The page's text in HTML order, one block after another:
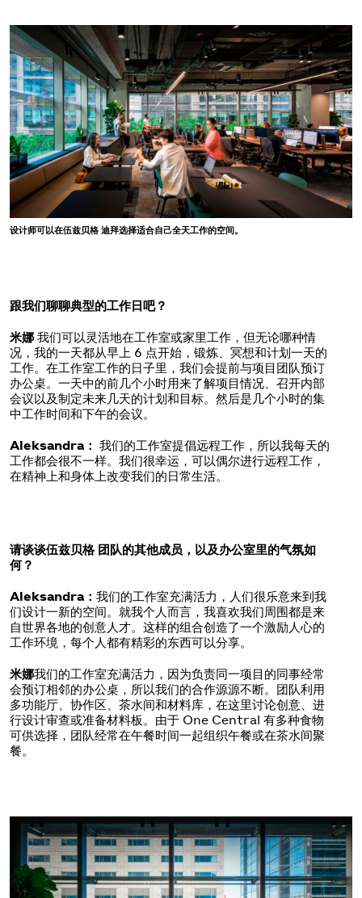
设计师可以在伍兹贝格 迪拜选择适合自己全天工作的空间。
跟我们聊聊典型的工作日吧？
米娜 我们可以灵活地在工作室或家里工作，但无论哪种情
况，我的一天都从早上 6 点开始，锻炼、冥想和计划一天的
工作。在工作室工作的日子里，我们会提前与项目团队预订
办公桌。一天中的前几个小时用来了解项目情况、召开内部
会议以及制定未来几天的计划和目标。然后是几个小时的集
中工作时间和下午的会议。
Aleksandra： 我们的工作室提倡远程工作，所以我每天的
工作都会很不一样。我们很幸运，可以偶尔进行远程工作，
在精神上和身体上改变我们的日常生活。
请谈谈伍兹贝格 团队的其他成员，以及办公室里的气氛如
何？
Aleksandra： 我们的工作室充满活力，人们很乐意来到我
们设计一新的空间。就我个人而言，我喜欢我们周围都是来
自世界各地的创意人才。这样的组合创造了一个激励人心的
工作环境，每个人都有精彩的东西可以分享。
米娜我们的工作室充满活力，因为负责同一项目的同事经常
会预订相邻的办公桌，所以我们的合作源源不断。团队利用
多功能厅、协作区、茶水间和材料库，在这里讨论创意、进
行设计审查或准备材料板。由于 One Central 有多种食物
可供选择，团队经常在午餐时间一起组织午餐或在茶水间聚
餐。